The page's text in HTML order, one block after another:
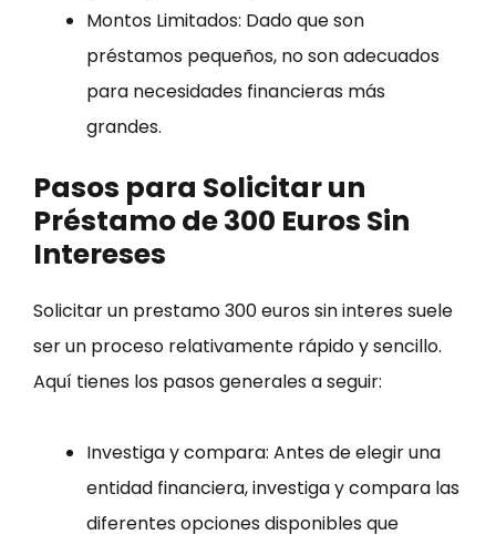
Montos Limitados: Dado que son
préstamos pequeños, no son adecuados
para necesidades financieras más
grandes.
Pasos para Solicitar un
Préstamo de 300 Euros Sin
Intereses
Solicitar un prestamo 300 euros sin interes suele
ser un proceso relativamente rápido y sencillo.
Aquí tienes los pasos generales a seguir:
Investiga y compara: Antes de elegir una
entidad financiera, investiga y compara las
diferentes opciones disponibles que